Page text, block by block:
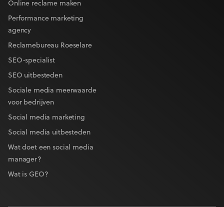
Online reclame maken
Performance marketing
agency
Reclamebureau Roeselare
SEO-specialist
SEO uitbesteden
Sociale media meerwaarde
voor bedrijven
Social media marketing
Social media uitbesteden
Wat doet een social media
manager?
Wat is GEO?